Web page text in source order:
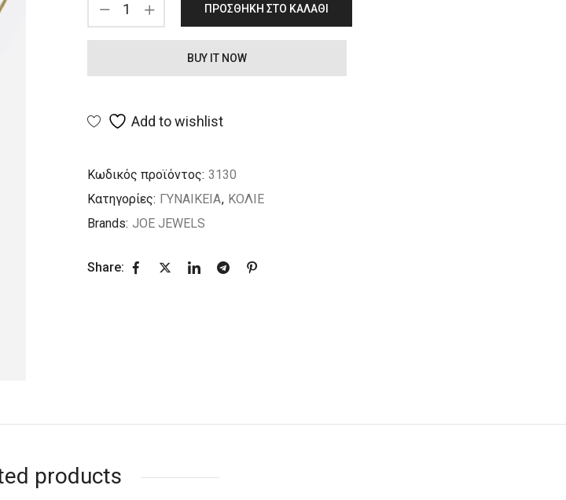
ΠΡΟΣΘΉΚΗ ΣΤΟ ΚΑΛΆΘΙ
BUY IT NOW
Add to wishlist
Κωδικός προϊόντος: 3130
Κατηγορίες: ΓΥΝΑΙΚΕΙΑ, ΚΟΛΙΕ
Brands: JOE JEWELS
Share:
products